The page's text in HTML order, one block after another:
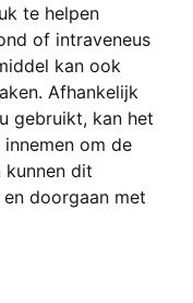
te helpen
of intraveneus
kan ook
Afhankelijk
gebruikt, kan het
om de
kunnen dit
doorgaan met